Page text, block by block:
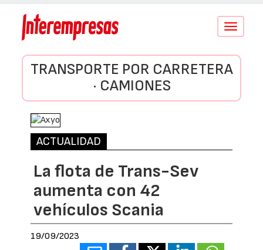
Conmutar
TRANSPORTE POR CARRETERA
· CAMIONES
ACTUALIDAD
La flota de Trans-Sev
aumenta con 42
vehículos Scania
19/09/2023